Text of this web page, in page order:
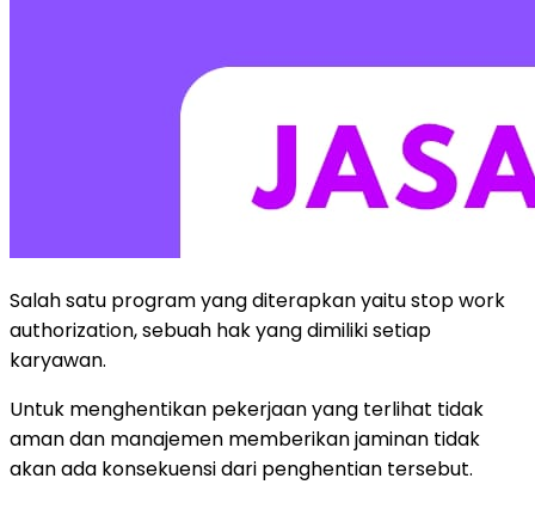
Salah satu program yang diterapkan yaitu stop work
authorization, sebuah hak yang dimiliki setiap
karyawan.
Untuk menghentikan pekerjaan yang terlihat tidak
aman dan manajemen memberikan jaminan tidak
akan ada konsekuensi dari penghentian tersebut.